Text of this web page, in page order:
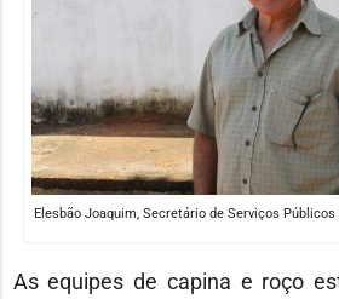
Elesbão Joaquim, Secretário de Serviços
As equipes de capina e roço